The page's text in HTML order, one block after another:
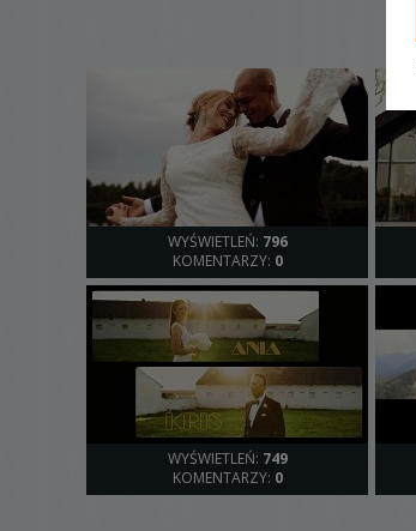
WYŚWIETLEŃ: 796
KOMENTARZY: 0
WYŚWIETLEŃ: 749
KOMENTARZY: 0